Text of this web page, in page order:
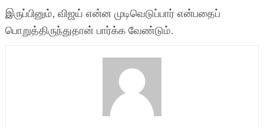
இருப்பினும், விஜய் என்ன முடிவெடுப்பார் என்பதைப்
பொறுத்திருந்துதான் பார்க்க வேண்டும்.